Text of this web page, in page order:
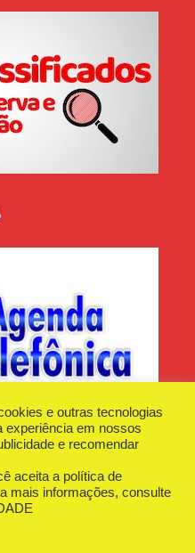
porPlugin Informática
- 42.509.198/0001-83
e outras tecnologias
experiência em nossos
e recomendar
aceita a política de
mais informações, consulte